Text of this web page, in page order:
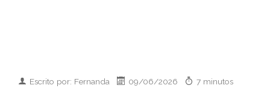
Escrito por: Fernanda 09/06/2026
7 minutos